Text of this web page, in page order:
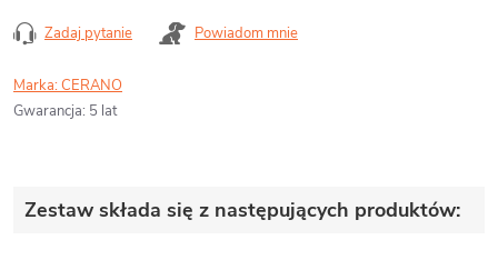
Zadaj pytanie Powiadom mnie
Marka:CERANO
Gwarancja: 5 lat
Zestaw składa się z następujących produktów: